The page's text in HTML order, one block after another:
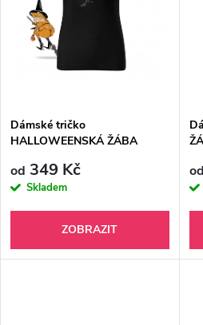
ů
Dámské tričko
HALLOWEENSKÁ ŽÁBA
od 349 Kč
Skladem
ZOBRAZIT
od